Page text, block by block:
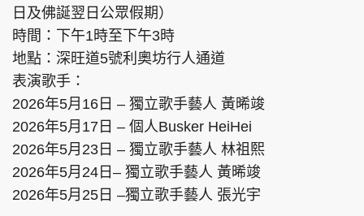
日及佛誕翌日公眾假期）
時間：下午1時至下午3時
地點：深旺道5號利奧坊行人通道
表演歌手：
2026年5月16日 – 獨立歌手藝人 黃晞竣
2026年5月17日 – 個人Busker HeiHei
2026年5月23日 – 獨立歌手藝人 林祖熙
2026年5月24日– 獨立歌手藝人 黃晞竣
2026年5月25日 –獨立歌手藝人 張光宇